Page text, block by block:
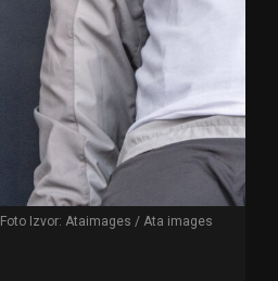
Foto Izvor: Ataimages / Ata images